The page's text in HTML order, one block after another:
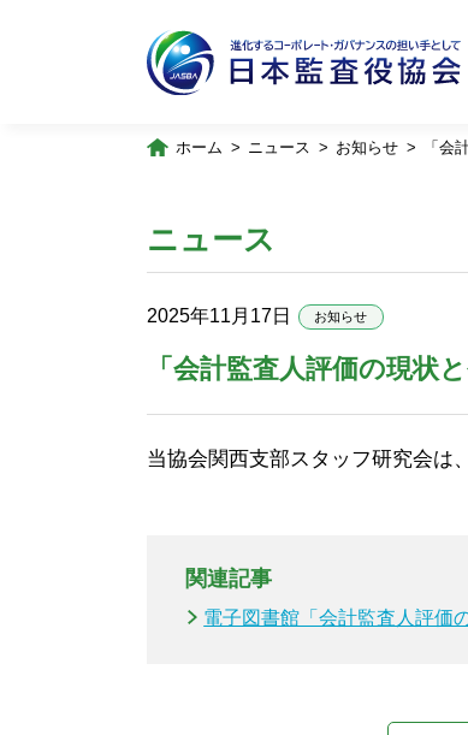
ホーム ニュース お知らせ 「会
ニュース
2025年11月17日 お知らせ
「会計監査人評価の現状
当協会関西支部スタッフ研究会は
関連記事
電子図書館「会計監査人評価